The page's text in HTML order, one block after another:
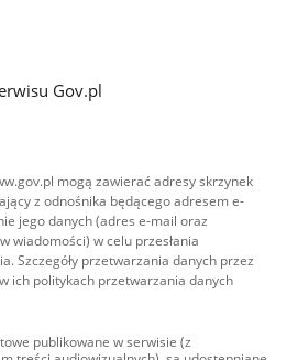
Gov.pl
mogą zawierać adresy skrzynek
z odnośnika będącego adresem e-
jego danych (adres e-mail oraz
wiadomości) w celu przesłania
Szczegóły przetwarzania danych przez
ich politykach przetwarzania danych
publikowane w serwisie (z